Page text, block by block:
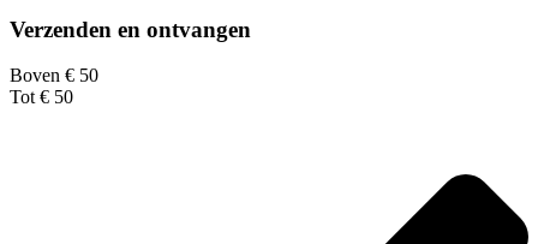
Verzenden en ontvangen
Boven € 50
Tot € 50